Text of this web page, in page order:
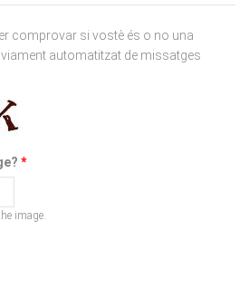
image.